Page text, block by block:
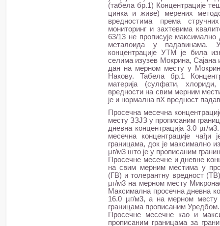
(табела бр.1) Концентрације
цинка и живе) мерених
вредностима према
мониторинг и захтевима
63/13 не прописује
металоида у
концентрације УТМ је била
селима изузев Мокрина, Сајана
дан на мерном месту у
Накову. Табела бр.1
материја (сулфати,
вредности на свим мерним
је и нормална пХ вредност
Просечна месечна
месту ЗЗЈЗ у прописаним
дневна концентрација 3.0 µг/
месечна концентрације
границама, док је максимално
µг/м3 што је у прописаним
Просечне месечне и дневне
на свим мерним местима у
(ГВ) и толерантну вредност
µг/м3 на мерном месту
Максимална просечна дневна
16.0 µг/м3, а на мерном
границама прописаним Уредбом.
Просечне месечне као и
прописаним границама за